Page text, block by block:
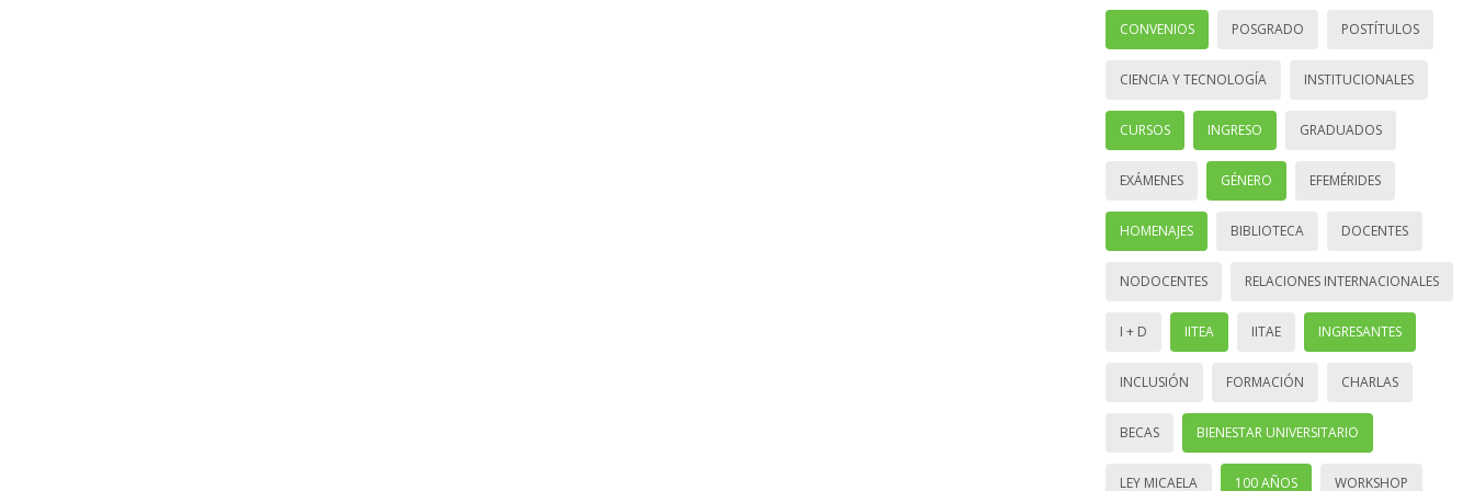
CONVENIOS POSGRADO POSTÍTULOS
CIENCIA Y TECNOLOGÍA INSTITUCIONALES
CURSOS INGRESO GRADUADOS
EXÁMENES GÉNERO EFEMÉRIDES
HOMENAJES BIBLIOTECA DOCENTES
NODOCENTES RELACIONES INTERNACIONALES
I + D IITEA IITAE INGRESANTES
INCLUSIÓN FORMACIÓN CHARLAS
BECAS BIENESTAR UNIVERSITARIO
LEY MICAELA 100 AÑOS WORKSHOP